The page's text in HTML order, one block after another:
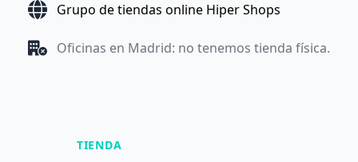
Grupo de tiendas online Hiper Shops
Oficinas en Madrid: no tenemos tienda física.
TIENDA